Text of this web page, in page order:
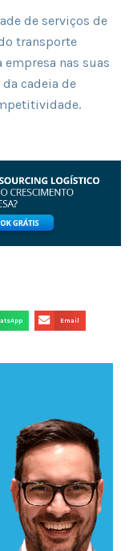
de serviços de
transporte
nas suas
cadeia de
Email